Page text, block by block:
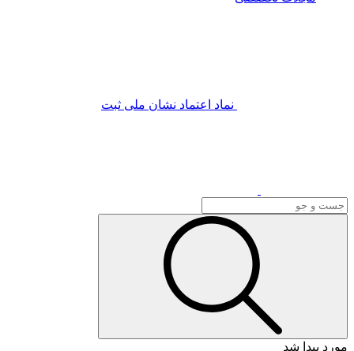
نماد اعتماد نشان ملی ثبت
مورد پیدا شد